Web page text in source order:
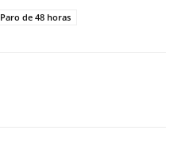
Paro de 48 horas